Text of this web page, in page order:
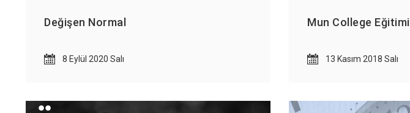
Değişen Normal
8 Eylül 2020 Salı
Mun College Eğitimi
13 Kasım 2018 Salı